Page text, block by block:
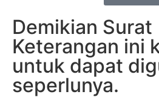
Demikian Surat
Keterangan ini
untuk dapat
seperlunya.